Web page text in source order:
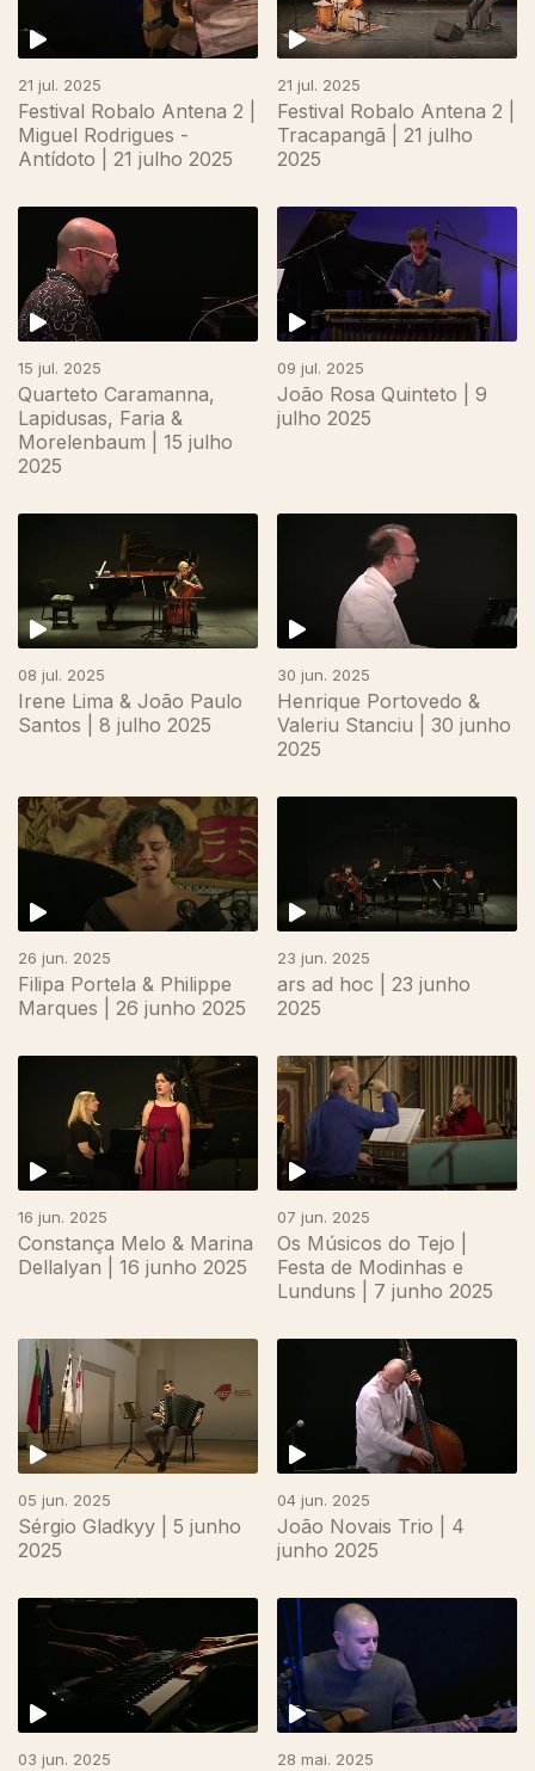
21 jul. 2025
Festival Robalo Antena 2 |
Miguel Rodrigues -
Antídoto | 21 julho 2025
21 jul. 2025
Festival Robalo Antena 2 |
Tracapangã | 21 julho
2025
15 jul. 2025
Quarteto Caramanna,
Lapidusas, Faria &
Morelenbaum | 15 julho
2025
09 jul. 2025
João Rosa Quinteto | 9
julho 2025
08 jul. 2025
Irene Lima & João Paulo
Santos | 8 julho 2025
30 jun. 2025
Henrique Portovedo &
Valeriu Stanciu | 30 junho
2025
26 jun. 2025
Filipa Portela & Philippe
Marques | 26 junho 2025
23 jun. 2025
ars ad hoc | 23 junho
2025
16 jun. 2025
Constança Melo & Marina
Dellalyan | 16 junho 2025
07 jun. 2025
Os Músicos do Tejo |
Festa de Modinhas e
Lunduns | 7 junho 2025
05 jun. 2025
Sérgio Gladkyy | 5 junho
2025
04 jun. 2025
João Novais Trio | 4
junho 2025
03 jun. 2025 28 mai. 2025
855682